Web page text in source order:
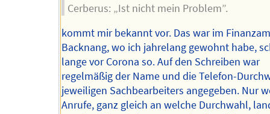
Cerberus: „Ist nicht mein Problem”.
kommt mir bekannt vor. Das war im
Backnang, wo ich jahrelang gewohnt habe,
lange vor Corona so. Auf den Schreiben war
regelmäßig der Name und die Telefon-
jeweiligen Sachbearbeiters angegeben. Nur
Anrufe, ganz gleich an welche Durchwahl,